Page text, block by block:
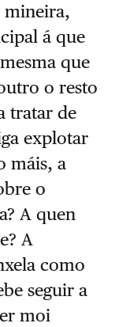
mineira,
á que
que
o resto
tratar de
explotar
máis, a
o
A quen
A
como
seguir a
moi